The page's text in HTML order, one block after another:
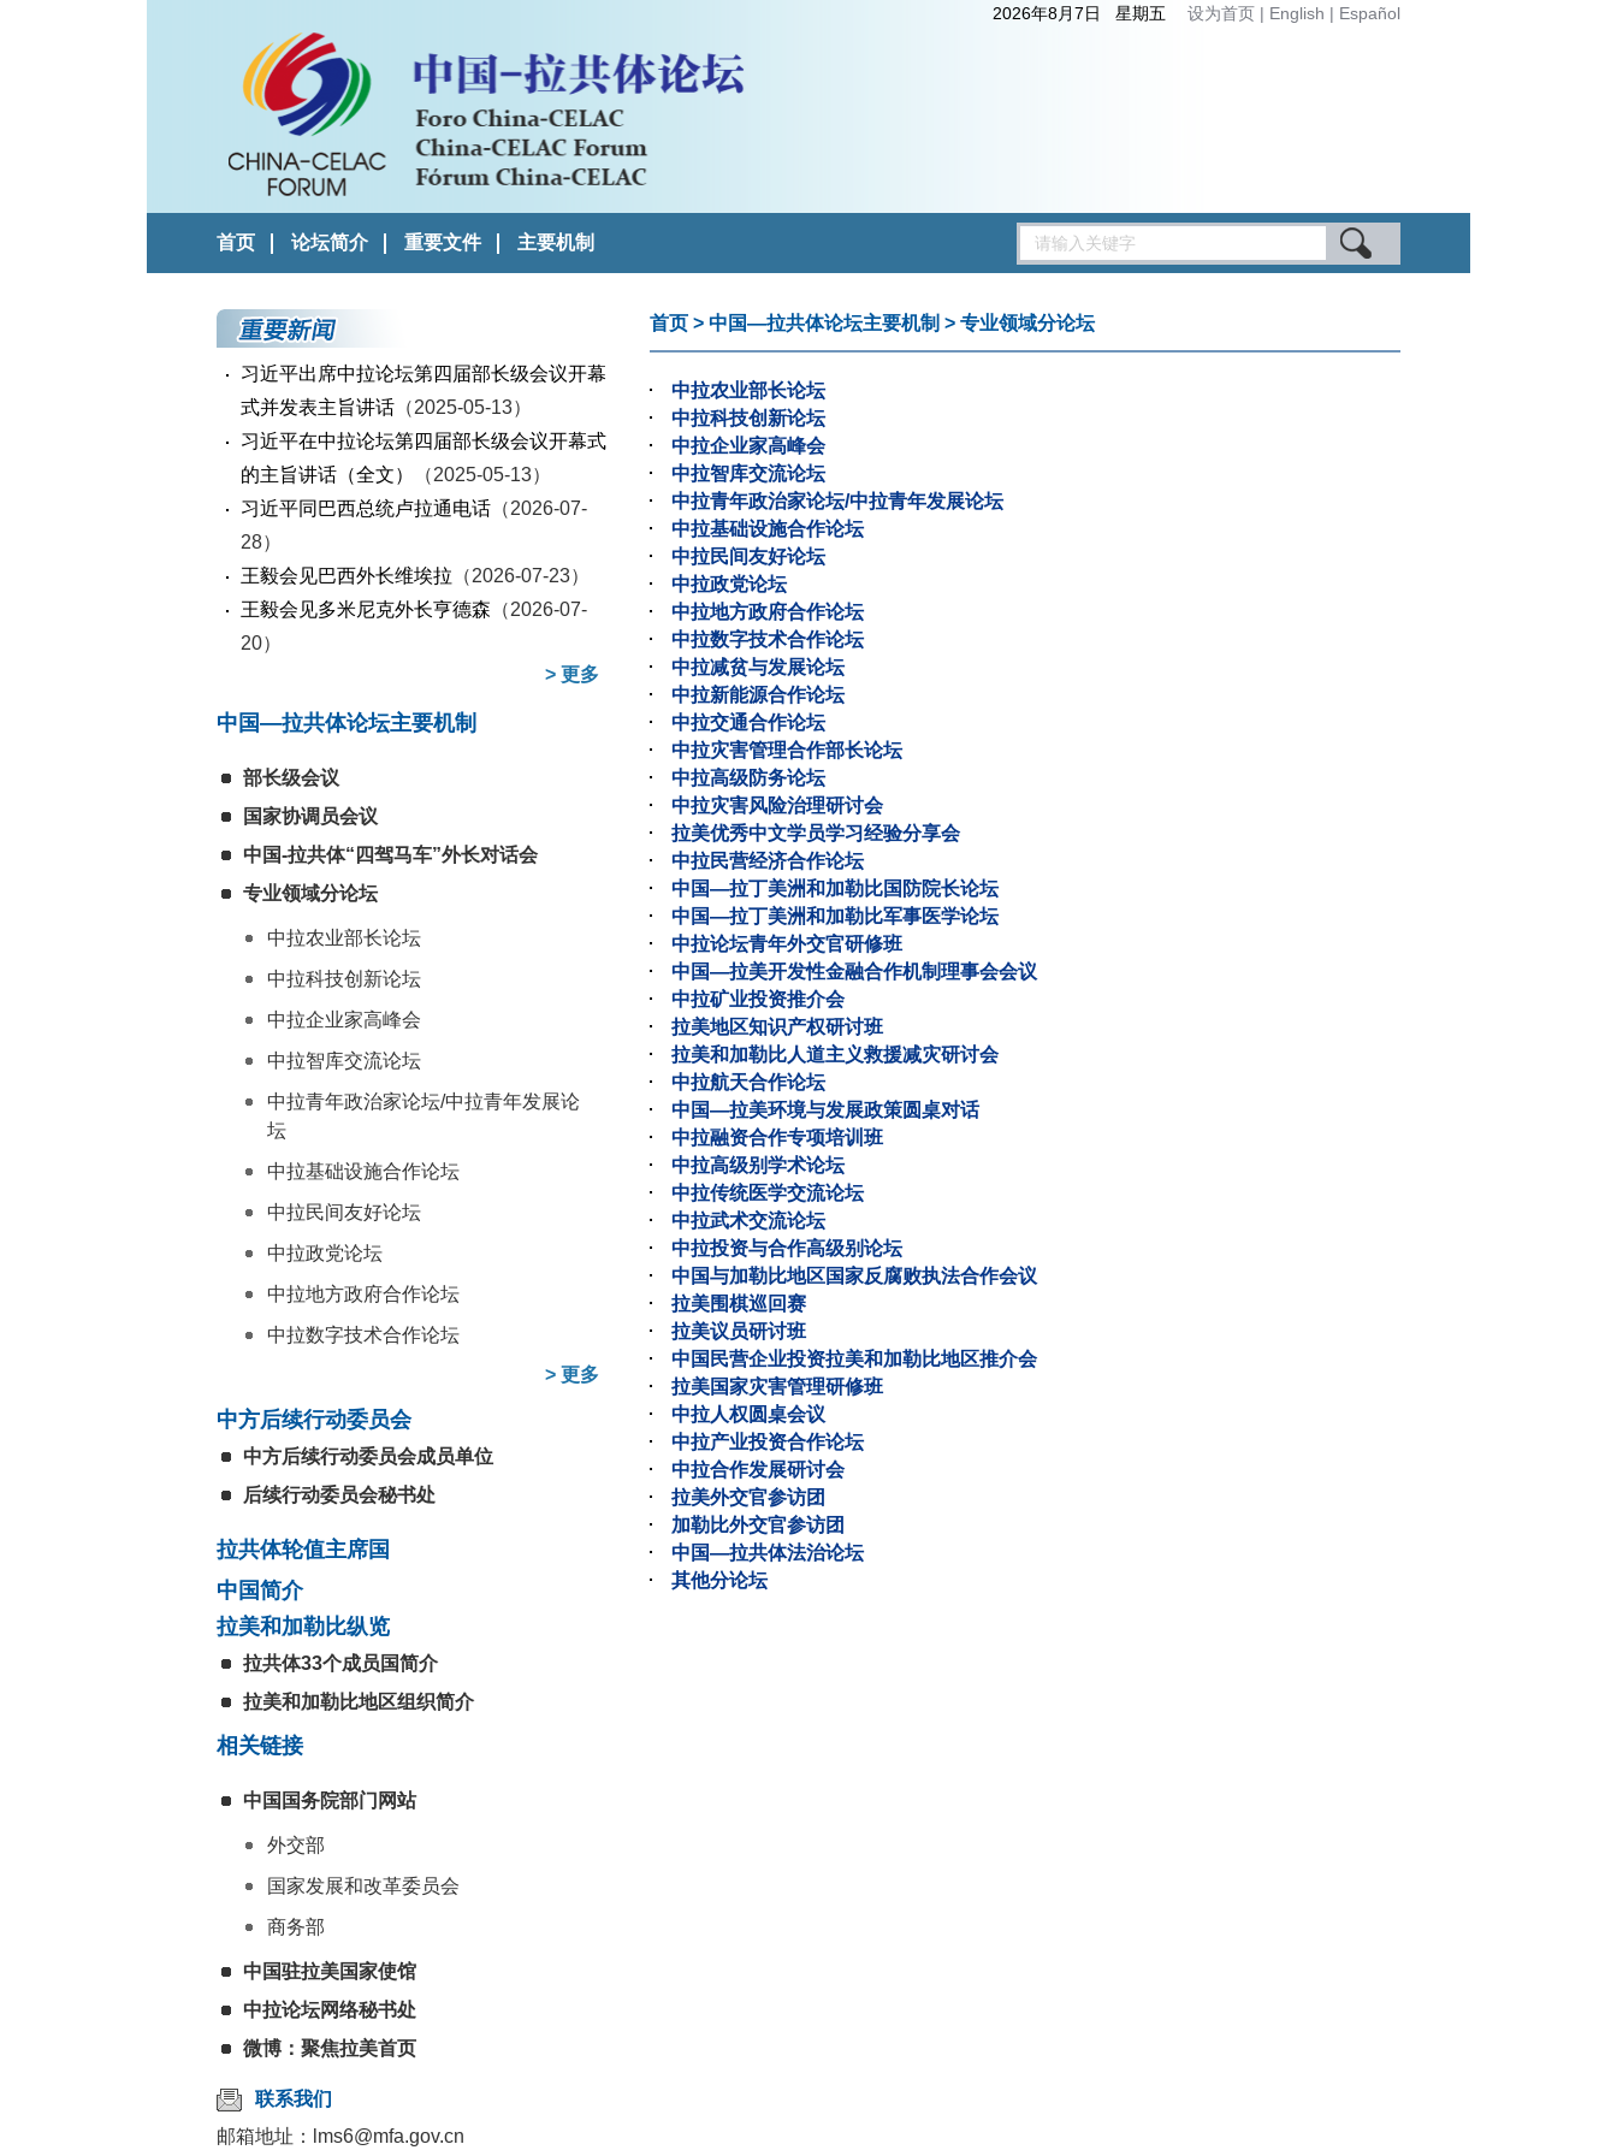
2026年8月7日 星期五 设为首页 | English | Español
首页 论坛简介 重要文件 主要机制
习近平出席中拉论坛第四届部长级会议开幕
式并发表主旨讲话 （2025-05-13）
习近平在中拉论坛第四届部长级会议开幕式
的主旨讲话（全文）
（2025-05-13）
习近平同巴西总统卢拉通电话 （2026-07-
28）
王毅会见巴西外长维埃拉 （2026-07-23）
王毅会见多米尼克外长亨德森 （2026-07-
20）
> 更多
中国—拉共体论坛主要机制
部长级会议
国家协调员会议
中国-拉共体“四驾马车”外长对话会
专业领域分论坛
中拉农业部长论坛
中拉科技创新论坛
中拉企业家高峰会
中拉智库交流论坛
中拉青年政治家论坛/中拉青年发展论
坛
中拉基础设施合作论坛
中拉民间友好论坛
中拉政党论坛
中拉地方政府合作论坛
中拉数字技术合作论坛
> 更多
中方后续行动委员会
中方后续行动委员会成员单位
后续行动委员会秘书处
拉共体轮值主席国
中国简介
拉美和加勒比纵览
拉共体33个成员国简介
拉美和加勒比地区组织简介
相关链接
中国国务院部门网站
外交部
国家发展和改革委员会
商务部
中国驻拉美国家使馆
中拉论坛网络秘书处
微博：聚焦拉美首页
联系我们
邮箱地址：lms6@mfa.gov.cn
首页 > 中国—拉共体论坛主要机制 > 专业领域分论坛
中拉农业部长论坛
中拉科技创新论坛
中拉企业家高峰会
中拉智库交流论坛
中拉青年政治家论坛/中拉青年发展论坛
中拉基础设施合作论坛
中拉民间友好论坛
中拉政党论坛
中拉地方政府合作论坛
中拉数字技术合作论坛
中拉减贫与发展论坛
中拉新能源合作论坛
中拉交通合作论坛
中拉灾害管理合作部长论坛
中拉高级防务论坛
中拉灾害风险治理研讨会
拉美优秀中文学员学习经验分享会
中拉民营经济合作论坛
中国—拉丁美洲和加勒比国防院长论坛
中国—拉丁美洲和加勒比军事医学论坛
中拉论坛青年外交官研修班
中国—拉美开发性金融合作机制理事会会议
中拉矿业投资推介会
拉美地区知识产权研讨班
拉美和加勒比人道主义救援减灾研讨会
中拉航天合作论坛
中国—拉美环境与发展政策圆桌对话
中拉融资合作专项培训班
中拉高级别学术论坛
中拉传统医学交流论坛
中拉武术交流论坛
中拉投资与合作高级别论坛
中国与加勒比地区国家反腐败执法合作会议
拉美围棋巡回赛
拉美议员研讨班
中国民营企业投资拉美和加勒比地区推介会
拉美国家灾害管理研修班
中拉人权圆桌会议
中拉产业投资合作论坛
中拉合作发展研讨会
拉美外交官参访团
加勒比外交官参访团
中国—拉共体法治论坛
其他分论坛